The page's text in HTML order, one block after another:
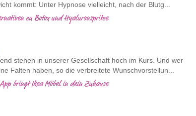
kommt: Unter Hypnose vielleicht, nach der Blutg...
zu Botox und Hyaluronspritze
stehen in unserer Gesellschaft hoch im Kurs. Und wer
Falten haben, so die verbreitete Wunschvorstellun...
bringt Ikea Möbel in dein Zuhause